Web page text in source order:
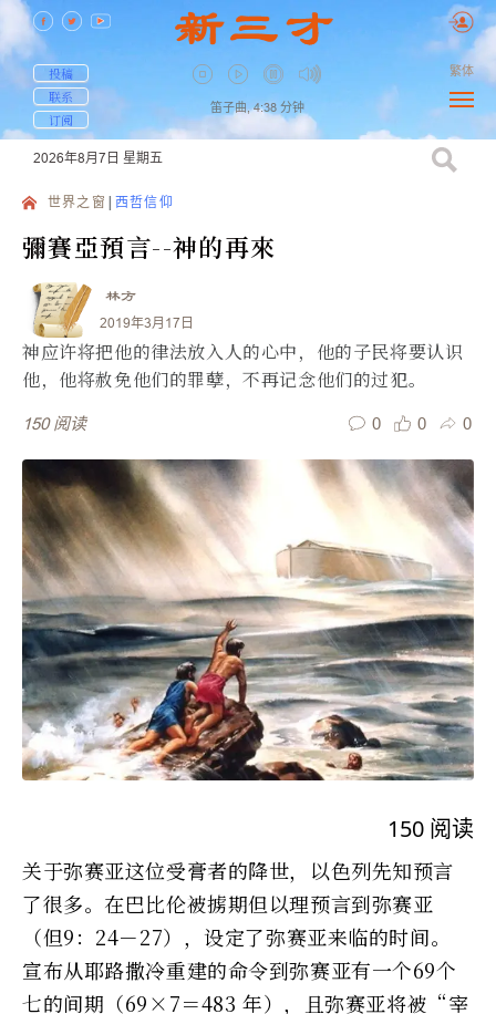
投稿
联系
订阅
笛子曲, 4:38 分钟
繁体
2026年8月7日 星期五
世界之窗 西哲信仰
彌賽亞預言--神的再來
林方
2019年3月17日
神应许将把他的律法放入人的心中，他的子民将要认识
他，他将赦免他们的罪孽，不再记念他们的过犯。
150 阅读 0 0 0
150 阅读
关于弥赛亚这位受膏者的降世，以色列先知预言
了很多。在巴比伦被掳期但以理预言到弥赛亚
（但9：24－27），设定了弥赛亚来临的时间。
宣布从耶路撒冷重建的命令到弥赛亚有一个69个
七的间期（69×7＝483 年），且弥赛亚将被“宰